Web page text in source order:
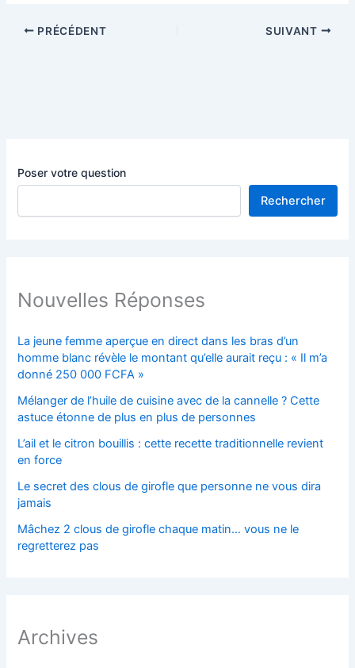
Poser votre question
Rechercher
Nouvelles Réponses
La jeune femme aperçue en direct dans les bras d’un
homme blanc révèle le montant qu’elle aurait reçu : « Il m’a
donné 250 000 FCFA »
Mélanger de l’huile de cuisine avec de la cannelle ? Cette
astuce étonne de plus en plus de personnes
L’ail et le citron bouillis : cette recette traditionnelle revient
en force
Le secret des clous de girofle que personne ne vous dira
jamais
Mâchez 2 clous de girofle chaque matin… vous ne le
regretterez pas
Archives
PRÉCÉDENT SUIVANT